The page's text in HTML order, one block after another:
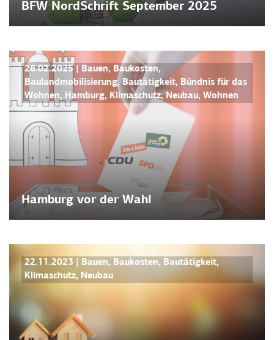
BFW NordSchrift September 2025
NEWS
28.02.2025 Bauen, Baukosten,
Baulandmobilisierung,Bautätigkeit, Bündnis für das
Wohnen, Hamburg, Klimaschutz,Neubau, Wohnen
Hamburg vor der Wahl
22.11.2023 Bauen, Baukosten, Bautätigkeit,
Klimaschutz, Neubau